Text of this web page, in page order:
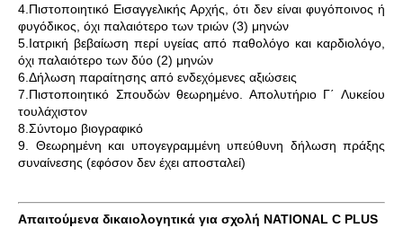
4.Πιστοποιητικό Εισαγγελικής Αρχής, ότι δεν είναι φυγόποινος ή
φυγόδικος, όχι παλαιότερο των τριών (3) μηνών
5.Ιατρική βεβαίωση περί υγείας από παθολόγο και καρδιολόγο,
όχι παλαιότερο των δύο (2) μηνών
6.Δήλωση παραίτησης από ενδεχόμενες αξιώσεις
7.Πιστοποιητικό Σπουδών θεωρημένο. Απολυτήριο Γ΄ Λυκείου
τουλάχιστον
8.Σύντομο βιογραφικό
9. Θεωρημένη και υπογεγραμμένη υπεύθυνη δήλωση πράξης
συναίνεσης (εφόσον δεν έχει αποσταλεί)
Απαιτούμενα δικαιολογητικά για σχολή NATIONAL C PLUS